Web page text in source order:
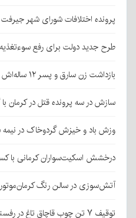
پرونده اختلافات شورای شهر
طرح جدید دولت برای رفع سوءتغذیه
بازداشت زن سارق و پسر ۱۲ ساله‌اش در کرمان
سازش در سه پرونده قتل در کرمان
وزش باد و خیزش گردوخاک در
درخشش اسکیت‌سواران کرمانی با
آتش‌سوزی در سالن رنگ
توقیف ۷ تن چوب قاچاق تاغ در رفسنجان